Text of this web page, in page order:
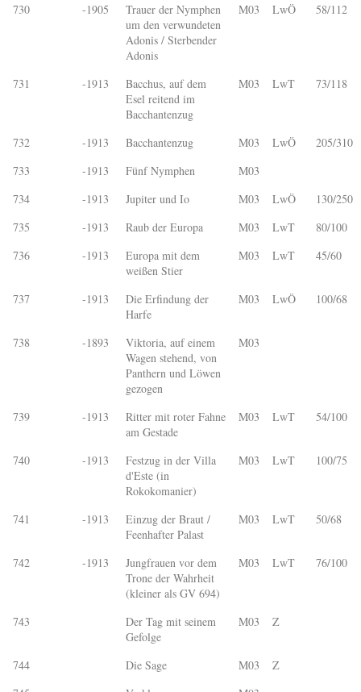
730 -1905
Trauer der Nymphen
um den verwundeten
Adonis / Sterbender
Adonis
M03 LwÖ 58/112
731 -1913
Bacchus, auf dem
Esel reitend im
Bacchantenzug
M03 LwT 73/118
732 -1913 Bacchantenzug M03 LwÖ
205/310
733
-1913 Fünf Nymphen
M03
734
-1913 Jupiter und Io M03 LwÖ
130/250
735
-1913 Raub der Europa M03 LwT
80/100
736
-1913
Europa mit dem
weißen Stier
M03 LwT 45/60
737 -1913
Die Erfindung der
Harfe
M03 LwÖ 100/68
738 -1893
Viktoria, auf einem
Wagen stehend, von
Panthern und Löwen
gezogen
M03
739 -1913
Ritter mit roter Fahne
am Gestade
M03 LwT 54/100
740 -1913
Festzug in der Villa
d'Este (in
Rokokomanier)
M03 LwT 100/75
741 -1913
Einzug der Braut /
Feenhafter Palast
M03 LwT 50/68
742 -1913
Jungfrauen vor dem
Trone der Wahrheit
(kleiner als GV 694)
M03 LwT 76/100
743
Der Tag mit seinem
Gefolge
M03 Z
744 Die Sage M03
Z